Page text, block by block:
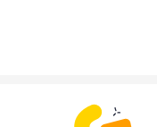
10 — 15 из